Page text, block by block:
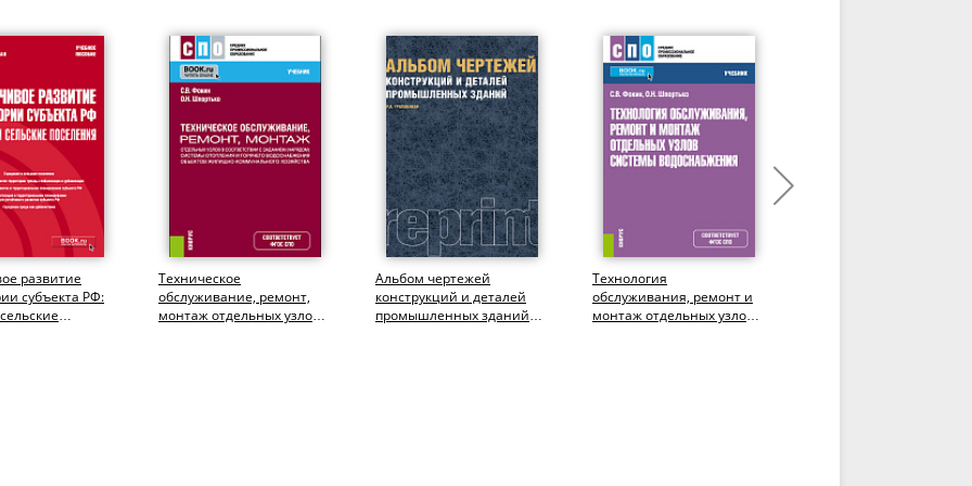
развитие
субъекта РФ:
Техническое
обслуживание, ремонт,
монтаж отдельных узлов в
Альбом чертежей
конструкций и деталей
промышленных зданий
Технология
обслуживания, ремонт и
монтаж отдельных узлов